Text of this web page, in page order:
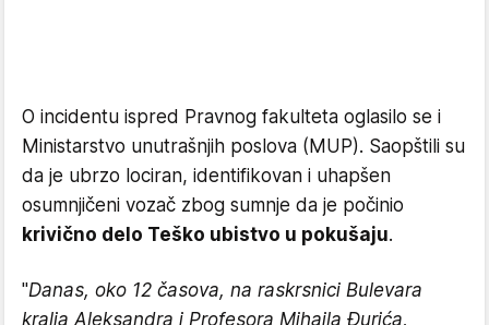
O incidentu ispred Pravnog fakulteta oglasilo se i
Ministarstvo unutrašnjih poslova (MUP). Saopštili su
da je ubrzo lociran, identifikovan i uhapšen
osumnjičeni vozač zbog sumnje da je počinio
krivično delo Teško ubistvo u pokušaju.
"Danas, oko 12 časova, na raskrsnici Bulevara
kralja Aleksandra i Profesora Mihaila Đurića,